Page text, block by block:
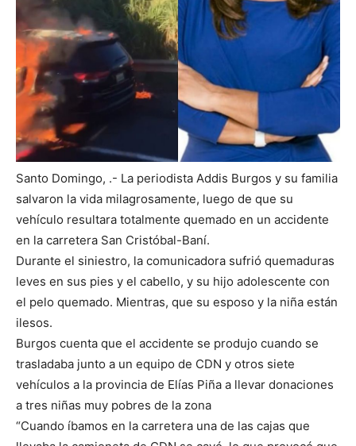
Santo Domingo, .- La periodista Addis Burgos y su familia
salvaron la vida milagrosamente, luego de que su
vehículo resultara totalmente quemado en un accidente
en la carretera San Cristóbal-Baní.
Durante el siniestro, la comunicadora sufrió quemaduras
leves en sus pies y el cabello, y su hijo adolescente con
el pelo quemado. Mientras, que su esposo y la niña están
ilesos.
Burgos cuenta que el accidente se produjo cuando se
trasladaba junto a un equipo de CDN y otros siete
vehículos a la provincia de Elías Piña a llevar donaciones
a tres niñas muy pobres de la zona
“Cuando íbamos en la carretera una de las cajas que